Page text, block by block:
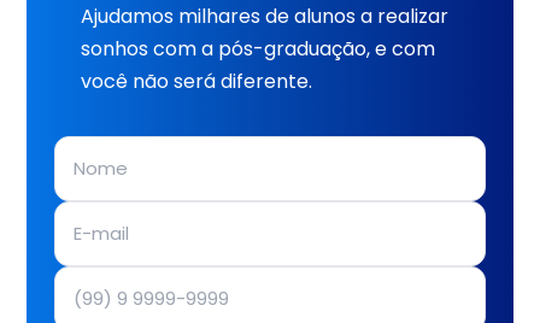
Ajudamos milhares de alunos a realizar
sonhos com a pós-graduação, e com
você não será diferente.